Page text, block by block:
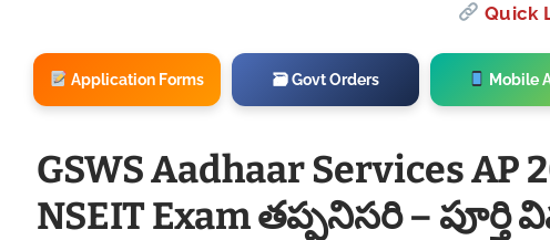
Quick
Application Forms 🗃 Govt Orders Mobile
GSWS Aadhaar Services
NSEIT Exam తప్పనిసరి – పూర్తి